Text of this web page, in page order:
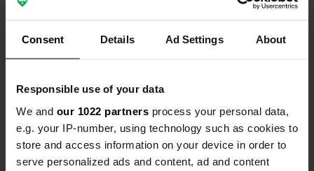
Consent Details Ad Settings About
Responsible use of your data
We and our 1022 partners process your personal data,
e.g. your IP-number, using technology such as cookies to
store and access information on your device in order to
serve personalized ads and content, ad and content
Contact
Emplacement